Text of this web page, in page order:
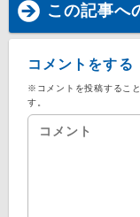
この記事へ
コメントをする
※コメントを投稿すること
す。